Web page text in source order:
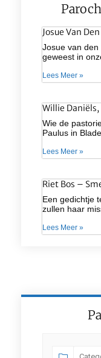
Josue Van
Josue van
geweest in
Lees Meer »
Willie Daniëls,
Wie de
Paulus in
Lees Meer »
Riet Bos –
Een gedichtje
zullen haar
Lees Meer »